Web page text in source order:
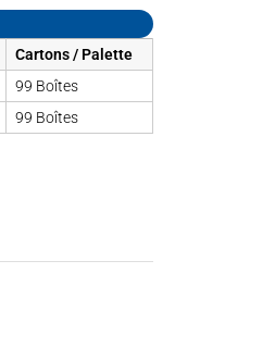
Cartons / Palette
99 Boîtes
99 Boîtes